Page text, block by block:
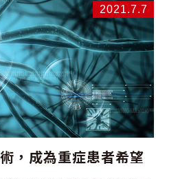
，成為重症患者希望
2021.7.7